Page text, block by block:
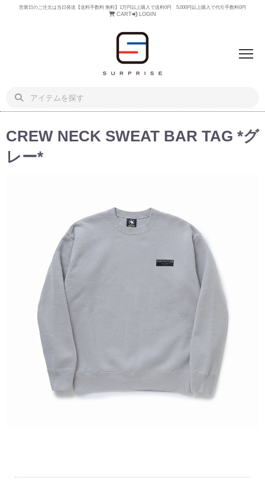
営業日のご注文は当日発送【送料手数料 無料】1万円以上購入で送料0円 5,000円以上購入で代引手数料0円
CART LOGIN
CREW NECK SWEAT BAR TAG *グ
レー*